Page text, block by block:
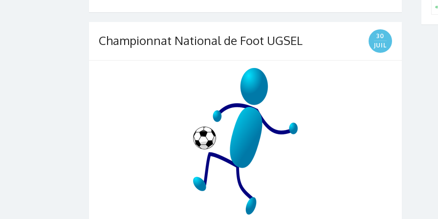
Championnat National de Foot UGSEL
30
JUIL